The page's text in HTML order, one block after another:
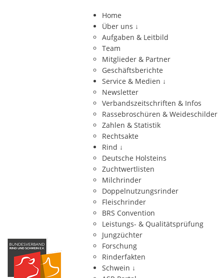
Home
Über uns ↓
Aufgaben & Leitbild
Team
Mitglieder & Partner
Geschäftsberichte
Service & Medien ↓
Newsletter
Verbandszeitschriften & Infos
Rassebroschüren & Weideschilder
Zahlen & Statistik
Rechtsakte
Rind ↓
Deutsche Holsteins
Zuchtwertlisten
Milchrinder
Doppelnutzungsrinder
Fleischrinder
BRS Convention
Leistungs- & Qualitätsprüfung
Jungzüchter
Forschung
Rinderfakten
Schwein ↓